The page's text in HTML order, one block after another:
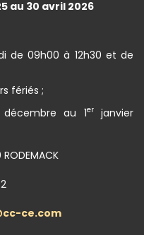
au 30 avril 2026
de 09h00 à 12h30 et de
fériés ;
au 1erjanvier
ce.com